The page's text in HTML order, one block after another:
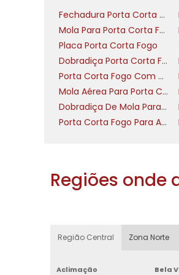
cotidiano.
Posicionamento:
visível a partir do
conforme o material
manutenção.
Uso: combine a
Instalação correta
emergência.
Fechadura Porta Corta Fogo
Mola Para Porta Corta Fogo
Placa Porta Corta Fogo
Dobradiça Porta Corta Fogo Com Mola
Porta Corta Fogo Com Visor
Mola Aérea Para Porta Corta Fogo
Dobradiça De Mola Para Porta Corta Fogo
Porta Corta Fogo Para Apartamento
Regiões onde
Região Central Zona Norte
Aclimação Bela